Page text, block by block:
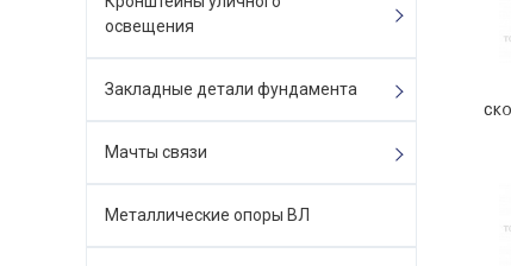
освещения
Закладные детали фундамента
Мачты связи
Металлические опоры ВЛ